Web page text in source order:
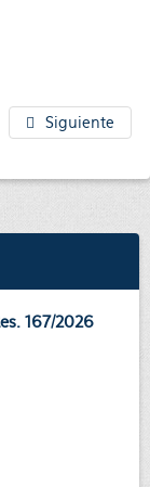
Siguiente
167/2026